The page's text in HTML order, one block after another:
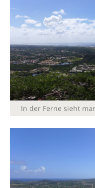
In der Ferne sieht